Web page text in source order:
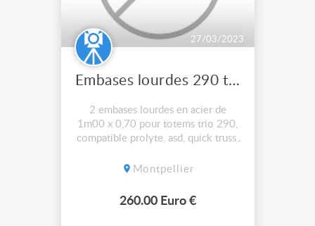
27/03/2023
Embases lourdes 290 trio
2 embases lourdes en acier de
1m00 x 0,70 pour totems trio 290,
compatible prolyte, asd, quick truss,
Montpellier
260.00 Euro €